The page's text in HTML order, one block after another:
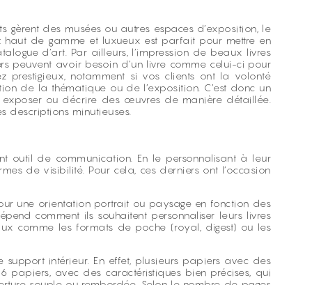
gèrent des musées ou autres espaces d’exposition, le
de gamme et luxueux est parfait pour mettre en
d’art. Par ailleurs, l’impression de beaux livres
peuvent avoir besoin d’un livre comme celui-ci pour
prestigieux, notamment si vos clients ont la volonté
de la thématique ou de l’exposition. C’est donc un
ou décrire des œuvres de manière détaillée.
descriptions minutieuses.
outil de communication. En le personnalisant à leur
de visibilité. Pour cela, ces derniers ont l’occasion
une orientation portrait ou paysage en fonction des
comment ils souhaitent personnaliser leurs livres
comme les formats de poche (royal, digest) ou les
intérieur. En effet, plusieurs papiers avec des
papiers, avec des caractéristiques bien précises, qui